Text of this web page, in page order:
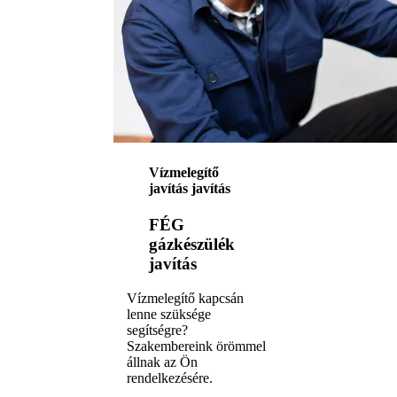
Vízmelegítő
javítás javítás
FÉG
gázkészülék
javítás
Vízmelegítő kapcsán
lenne szüksége
segítségre?
Szakembereink örömmel
állnak az Ön
rendelkezésére.